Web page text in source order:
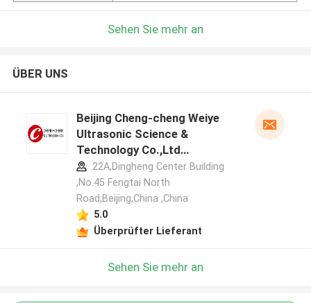
Sehen Sie mehr an
ÜBER UNS
Beijing Cheng-cheng Weiye
Ultrasonic Science &
Technology Co.,Ltd
Herstellerprofil
22A,Dingheng Center Building
,No.45 Fengtai North
Road,Beijing,China ,China
5.0
Überprüfter Lieferant
Sehen Sie mehr an